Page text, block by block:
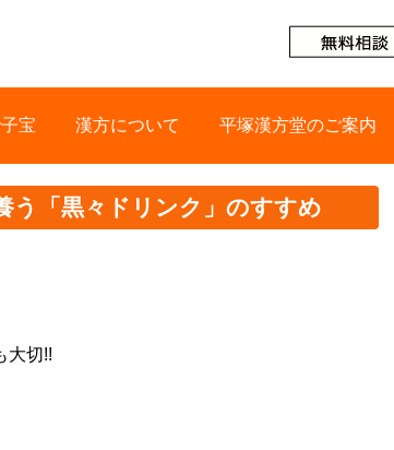
宝 漢方について 平塚漢方堂のご案内
う「黒々ドリンク」のすすめ
大切!!